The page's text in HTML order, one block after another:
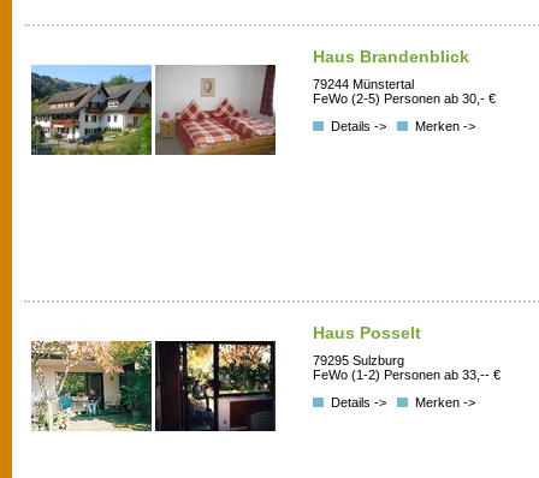
Haus Brandenblick
79244 Münstertal
FeWo (2-5) Personen ab 30,- €
Details ->
Merken ->
Haus Posselt
79295 Sulzburg
FeWo (1-2) Personen ab 33,-- €
Details ->
Merken ->